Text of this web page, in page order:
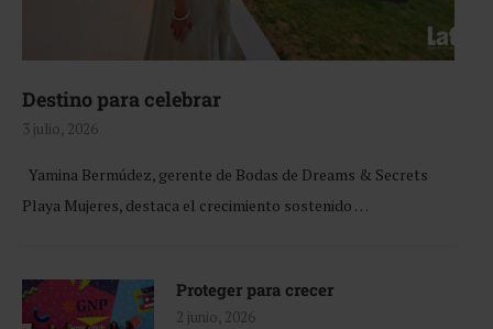
Destino para celebrar
3 julio, 2026
Yamina Bermúdez, gerente de Bodas de Dreams & Secrets
Playa Mujeres, destaca el crecimiento sostenido …
Proteger para crecer
2 junio, 2026